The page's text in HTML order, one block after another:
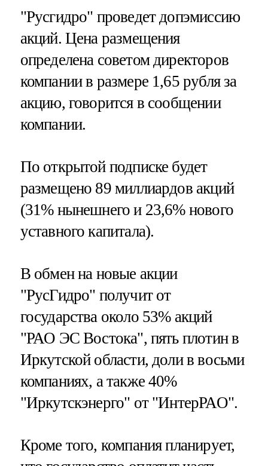
"Русгидро" проведет допэмиссию
акций. Цена размещения
определена советом директоров
компании в размере 1,65 рубля за
акцию, говорится в сообщении
компании.
По открытой подписке будет
размещено 89 миллиардов акций
(31% нынешнего и 23,6% нового
уставного капитала).
В обмен на новые акции
"РусГидро" получит от
государства около 53% акций
"РАО ЭС Востока", пять плотин в
Иркутской области, доли в восьми
компаниях, а также 40%
"Иркутскэнерго" от "ИнтерРАО".
Кроме того, компания планирует,